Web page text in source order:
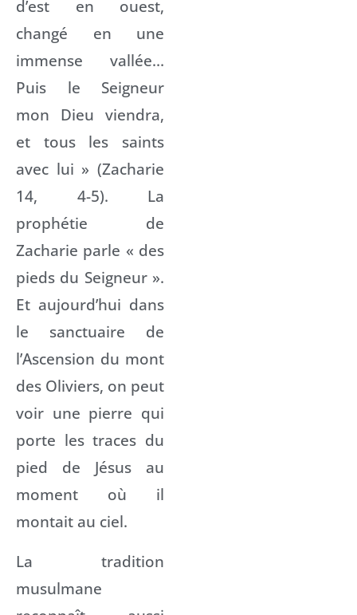
d’est en ouest,
changé en une
immense vallée…
Puis le Seigneur
mon Dieu viendra,
et tous les saints
avec lui » (Zacharie
14, 4-5). La
prophétie de
Zacharie parle « des
pieds du Seigneur ».
Et aujourd’hui dans
le sanctuaire de
l’Ascension du mont
des Oliviers, on peut
voir une pierre qui
porte les traces du
pied de Jésus au
moment où il
montait au ciel.
La tradition
musulmane